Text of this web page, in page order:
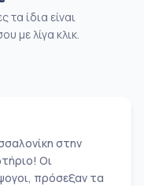
τα ίδια είναι
με λίγα κλικ.
στην
Οι
πρόσεξαν τα